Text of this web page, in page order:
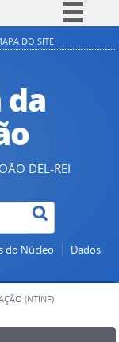
Participe
informação
Canais
DO SITE
DEL-REI
do Núcleo
Dados
(NTINF)